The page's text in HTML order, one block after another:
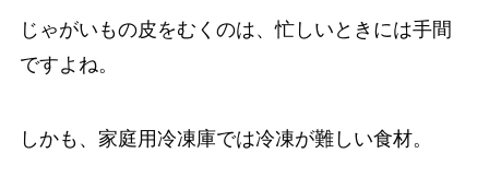
じゃがいもの皮をむくのは、忙しいときには手間
ですよね。
しかも、家庭用冷凍庫では冷凍が難しい食材。